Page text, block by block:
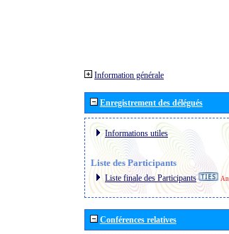
Information générale
Enregistrement des délégués
Informations utiles
Liste des Participants
Liste finale des Participants
Conférences relatives